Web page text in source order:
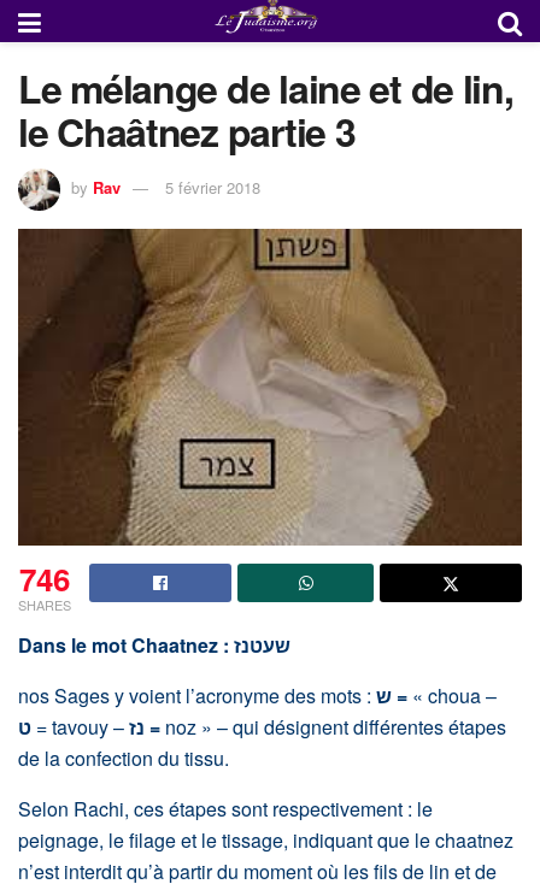
Le mélange de laine et de lin,
le Chaâtnez partie 3
by Rav 5 février 2018
746
SHARES
Dans le mot Chaatnez :
nos Sages y voient l’acronyme des mots :
ש = « choua –
ט = tavouy – נז = noz » – qui désignent différentes étapes
de la confection du tissu.
Selon Rachi, ces étapes sont respectivement : le
peignage, le filage et le tissage, indiquant que le chaatnez
n’est interdit qu’à partir du moment où les fils de lin et de